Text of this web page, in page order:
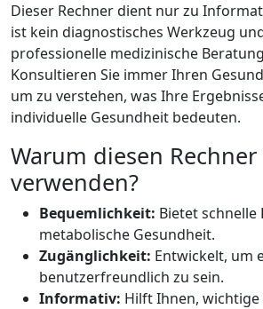
Dieser Rechner dient nur zu
ist kein diagnostisches Werkzeug
professionelle medizinische
Konsultieren Sie immer Ihren
um zu verstehen, was Ihre
individuelle Gesundheit bedeuten.
Warum diesen Rechner
verwenden?
Bequemlichkeit: Bietet schnelle
metabolische Gesundheit.
Zugänglichkeit: Entwickelt, um
benutzerfreundlich zu sein.
Informativ: Hilft Ihnen, wichtige